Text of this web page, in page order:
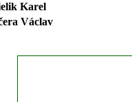
Karel
Václav